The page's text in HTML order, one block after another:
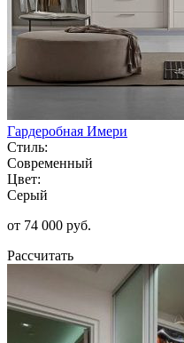
Гардеробная Имери
Стиль:
Современный
Цвет:
Серый
от 74 000 руб.
Рассчитать